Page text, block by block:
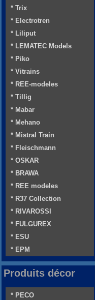
* Trix
* Electrotren
* Liliput
* LEMATEC Models
* Piko
* Vitrains
* REE-modeles
* Tillig
* Mabar
* Mehano
* Mistral Train
* Fleischmann
* OSKAR
* BRAWA
* REE modeles
* R37 Collection
* RIVAROSSI
* FULGUREX
* ESU
* EPM
Produits décor
* PECO